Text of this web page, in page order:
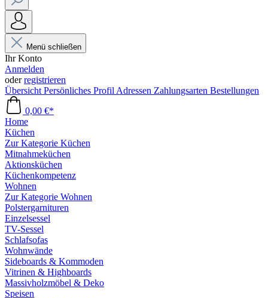
Menü schließen
Ihr Konto
Anmelden
oderregistrieren
Übersicht Persönliches Profil Adressen Zahlungsarten Bestellungen
0,00 €*
Home
Küchen
Zur Kategorie Küchen
Mitnahmeküchen
Aktionsküchen
Küchenkompetenz
Wohnen
Zur Kategorie Wohnen
Polstergarnituren
Einzelsessel
TV-Sessel
Schlafsofas
Wohnwände
Sideboards & Kommoden
Vitrinen & Highboards
Massivholzmöbel & Deko
Speisen